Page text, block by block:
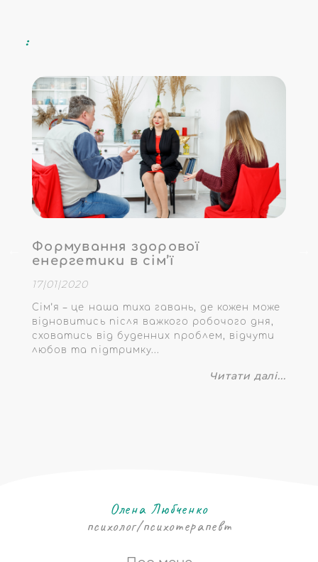
:
Формування здорової
енергетики в сім’ї
17|01|2020
Сім’я – це наша тиха гавань, де кожен може
відновитись після важкого робочого дня,
сховатись від буденних проблем, відчути
любов та підтримку...
Читати далі...
Олена Любченко
психолог/психотерапевт